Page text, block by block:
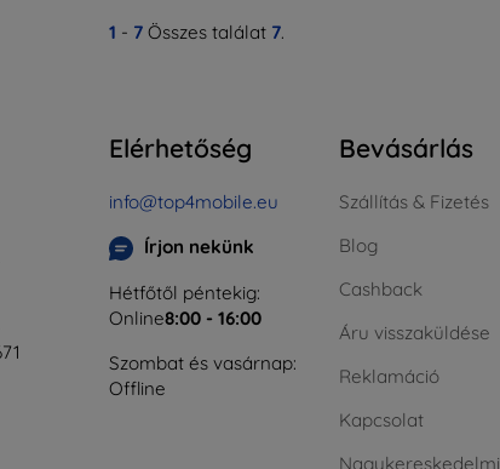
1 - 7 Összes találat 7.
Elérhetőség
info@top4mobile.eu
Írjon nekünk
Hétfőtől péntekig:
Online8:00 - 16:00
Szombat és vasárnap:
Offline
Bevásárlás
Szállítás & Fizetés
Blog
Cashback
Áru visszaküldése
Reklamáció
Kapcsolat
Nagykereskedelmi